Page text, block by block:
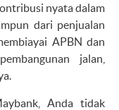
nyata dalam
dari penjualan
APBN dan
jalan,
Anda tidak